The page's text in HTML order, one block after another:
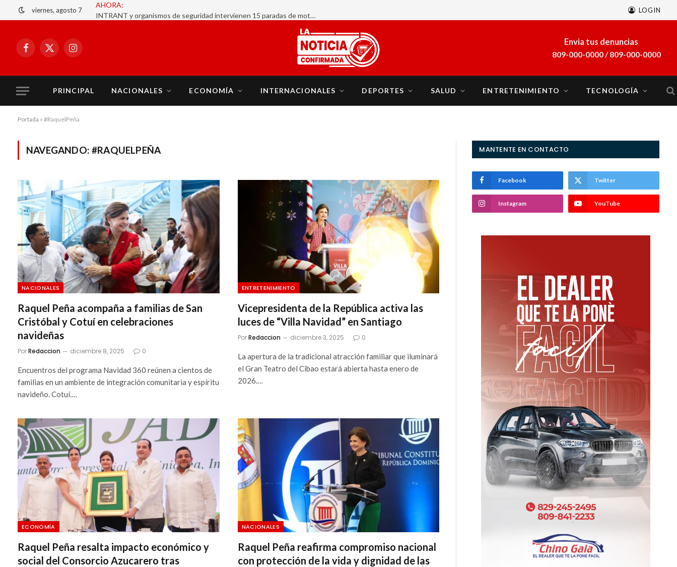
viernes, agosto 7
AHORA:
INTRANT y organismos de seguridad intervienen 15 paradas de motoconcho; eliminan tres, retienen 64 motocicletas y realizan 247 pruebas de alcoholemia
LOGIN
Facebook
X
Instagram
Envia tus denuncias
809-000-0000 / 809-000-0000
PRINCIPAL NACIONALES ECONOMÍA INTERNACIONALES DEPORTES SALUD ENTRETENIMIENTO TECNOLOGÍA
Portada » #RaquelPeña
NAVEGANDO:#RAQUELPEÑA
NACIONALES
Raquel Peña acompaña a familias de San
Cristóbal y Cotuí en celebraciones
navideñas
PorRedaccion diciembre 8, 2025 0
Encuentros del programa Navidad 360 reúnen a cientos de
familias en un ambiente de integración comunitaria y espíritu
navideño. Cotuí.…
ENTRETENIMIENTO
Vicepresidenta de la República activa las
luces de “Villa Navidad” en Santiago
PorRedaccion diciembre 3, 2025 0
La apertura de la tradicional atracción familiar que iluminará
el Gran Teatro del Cibao estará abierta hasta enero de
2026.…
ECONOMÍA
Raquel Peña resalta impacto económico y
social del Consorcio Azucarero tras
NACIONALES
Raquel Peña reafirma compromiso nacional
con protección de la vida y dignidad de las
MANTENTE EN CONTACTO
Facebook Twitter
Instagram YouTube